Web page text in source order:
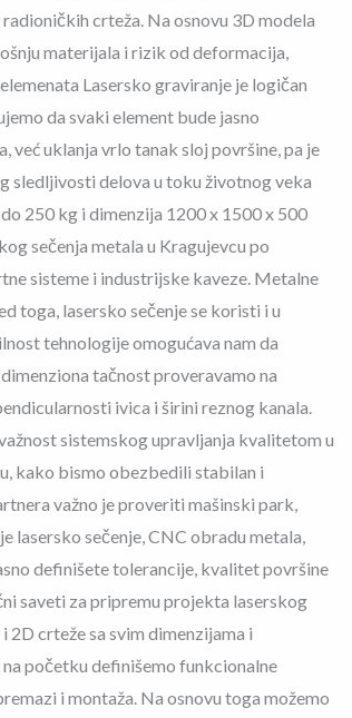
crteža. Na osnovu 3D modela
materijala i rizik od deformacija,
Lasersko graviranje je logičan
da svaki element bude jasno
uklanja vrlo tanak sloj površine, pa je
sledljivosti delova u toku životnog veka
250 kg i dimenzija 1200 x 1500 x 500
sečenja metala u Kragujevcu po
sisteme i industrijske kaveze. Metalne
toga, lasersko sečenje se koristi i u
tehnologije omogućava nam da
tačnost proveravamo na
ivica i širini reznog kanala.
sistemskog upravljanja kvalitetom u
kako bismo obezbedili stabilan i
važno je proveriti mašinski park,
lasersko sečenje, CNC obradu metala,
definišete tolerancije, kvalitet površine
saveti za pripremu projekta laserskog
2D crteže sa svim dimenzijama i
početku definišemo funkcionalne
i montaža. Na osnovu toga možemo